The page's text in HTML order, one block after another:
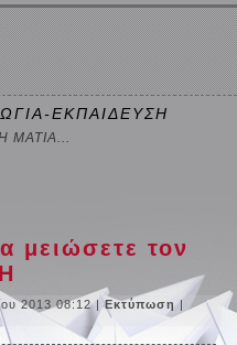
ΕΚΠΑΙΔΕΥΣΗ
ΜΑΤΙΑ...
μειώσετε τον
2013 08:12|Εκτύπωση|